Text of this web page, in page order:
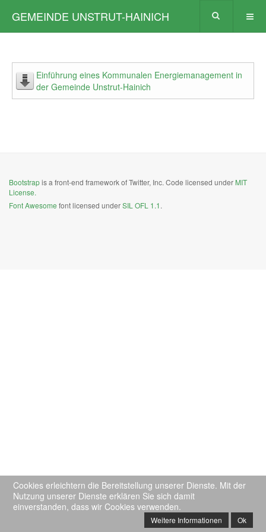
GEMEINDE UNSTRUT-HAINICH
Einführung eines Kommunalen Energiemanagement in
der Gemeinde Unstrut-Hainich
Bootstrapis a front-end framework of Twitter, Inc. Code licensed under MIT
License.
Font Awesome font licensed underSIL OFL 1.1.
Cookies erleichtern die Bereitstellung unserer Dienste. Mit der
Nutzung unserer Dienste erklären Sie sich damit
einverstanden, dass wir Cookies verwenden.
Weitere Informationen Ok